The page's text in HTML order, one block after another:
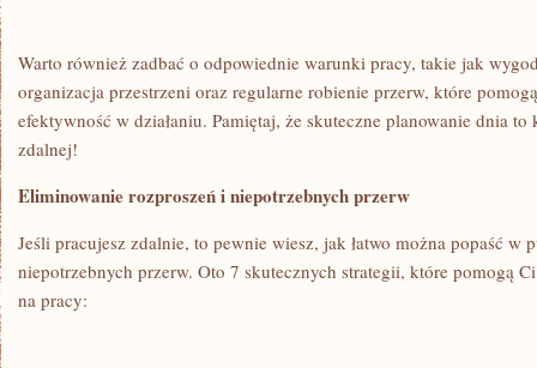
Warto również‍ zadbać o odpowiednie warunki⁣ pracy, takie jak
organizacja przestrzeni oraz⁣ regularne‍ robienie przerw, które
efektywność w działaniu. Pamiętaj, że skuteczne planowanie dnia
zdalnej!
Eliminowanie rozproszeń‍ i niepotrzebnych przerw
Jeśli pracujesz zdalnie, to pewnie wiesz, jak⁢ łatwo można popaść w
⁤niepotrzebnych przerw. Oto 7 skutecznych strategii, które pomogą
na pracy: